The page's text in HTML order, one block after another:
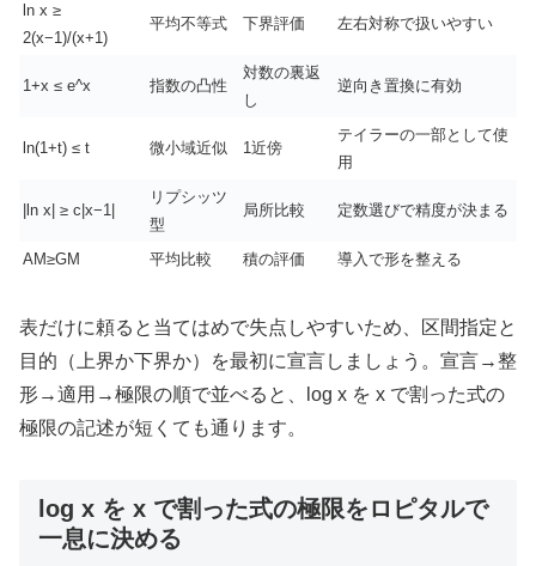
ln x ≥
2(x−1)/(x+1)
平均不等式 下界評価 左右対称で扱いやすい
1+x ≤ e^x 指数の凸性
対数の裏返
し
逆向き置換に有効
ln(1+t) ≤ t 微小域近似 1近傍
テイラーの一部として使
用
|ln x| ≥ c|x−1|
リプシッツ
型
局所比較 定数選びで精度が決まる
AM≥GM 平均比較 積の評価 導入で形を整える
表だけに頼ると当てはめで失点しやすいため、区間指定と
目的（上界か下界か）を最初に宣言しましょう。宣言→整
形→適用→極限の順で並べると、log x を x で割った式の
極限の記述が短くても通ります。
log x を x で割った式の極限をロピタルで
一息に決める